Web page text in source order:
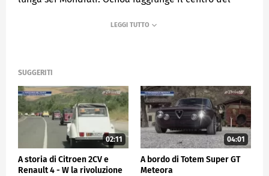
SUGGERITI
02:11
A storia di Citroen 2CV e
Renault 4 - W la rivoluzione
04:01
A bordo di Totem Super GT
Meteora